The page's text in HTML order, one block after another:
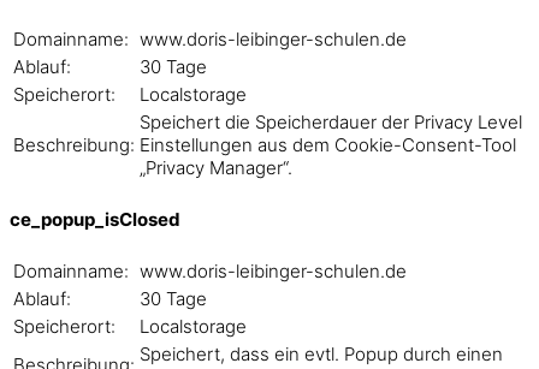
Domainname: www.doris-leibinger-schulen.de
Ablauf:
30 Tage
Speicherort:
Localstorage
Beschreibung:
Speichert die Speicherdauer der Privacy Level
Einstellungen aus dem Cookie-Consent-Tool
„Privacy Manager“.
ce_popup_isClosed
Domainname: www.doris-leibinger-schulen.de
Ablauf:
30 Tage
Speicherort:
Localstorage
Speichert, dass ein evtl. Popup durch einen